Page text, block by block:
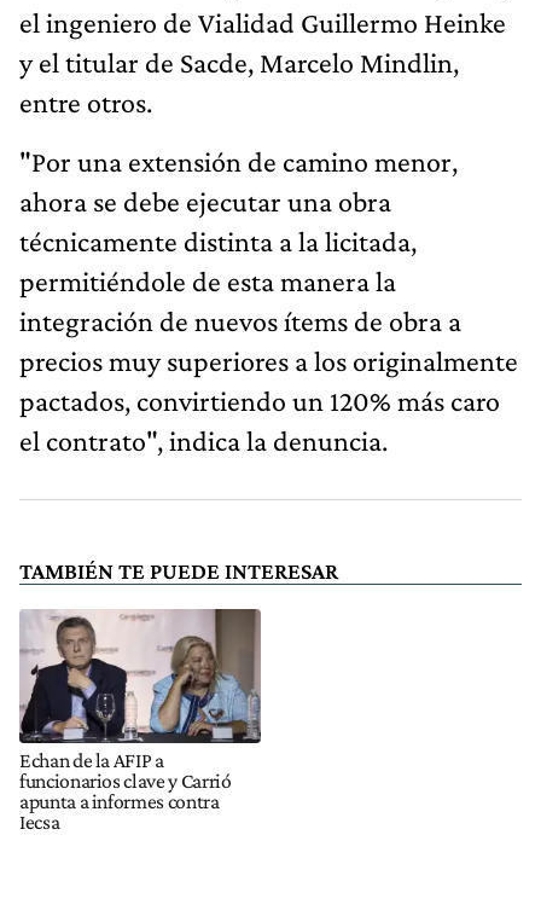
el ingeniero de Vialidad Guillermo Heinke
y el titular de Sacde, Marcelo Mindlin,
entre otros.
"Por una extensión de camino menor,
ahora se debe ejecutar una obra
técnicamente distinta a la licitada,
permitiéndole de esta manera la
integración de nuevos ítems de obra a
precios muy superiores a los originalmente
pactados, convirtiendo un 120% más caro
el contrato", indica la denuncia.
TAMBIÉN TE PUEDE INTERESAR
Echan de la AFIP a
funcionarios clave y Carrió
apunta a informes contra
Iecsa